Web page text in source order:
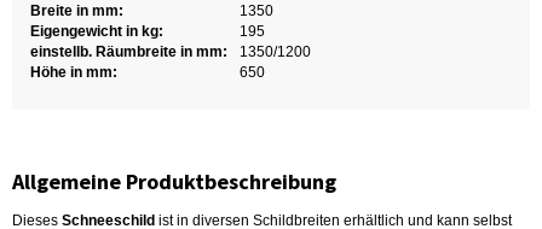
Breite in mm:
1350
Eigengewicht in kg:
195
einstellb. Räumbreite in mm:
1350/1200
Höhe in mm:
650
Allgemeine Produktbeschreibung
Dieses Schneeschild ist in diversen Schildbreiten erhältlich und kann selbst